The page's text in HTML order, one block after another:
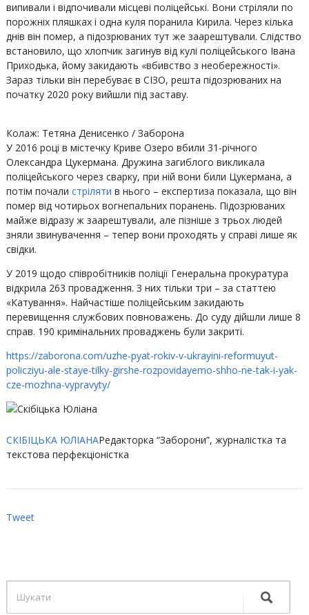
випивали і відпочивали місцеві поліцейські. Вони стріляли по
порожніх пляшках і одна куля поранила Кирила. Через кілька
днів він помер, а підозрюваних тут же заарештували. Слідство
встановило, що хлопчик загинув від кулі поліцейського Івана
Приходька, йому закидають «вбивство з необережності».
Зараз тільки він перебуває в СІЗО, решта підозрюваних на
початку 2020 року вийшли під заставу.
Колаж: Тетяна Денисенко / Заборона
У 2016 році в містечку Криве Озеро вбили 31-річного
Олександра Цукермана. Дружина загиблого викликала
поліцейського через сварку, при ній вони били Цукермана, а
потім почали стріляти в нього – експертиза показала, що він
помер від чотирьох вогнепальних поранень. Підозрюваних
майже відразу ж заарештували, але пізніше з трьох людей
зняли звинувачення – тепер вони проходять у справі лише як
свідки.
У 2019 щодо співробітників поліції Генеральна прокуратура
відкрила 263 провадження. З них тільки три – за статтею
«Катування». Найчастіше поліцейським закидають
перевищення службових повноважень. До суду дійшли лише 8
справ. 190 кримінальних проваджень були закриті.
https://zaborona.com/uzhe-pyat-rokiv-v-ukrayini-reformuyut-
policziyu-ale-staye-tilky-girshe-rozpovidayemo-shho-ne-tak-i-yak-
cze-mozhna-vypravyty/
СКІБІЦЬКА ЮЛІАНАРедакторка “Заборони”, журналістка та
текстова перфекціоністка
Tweet